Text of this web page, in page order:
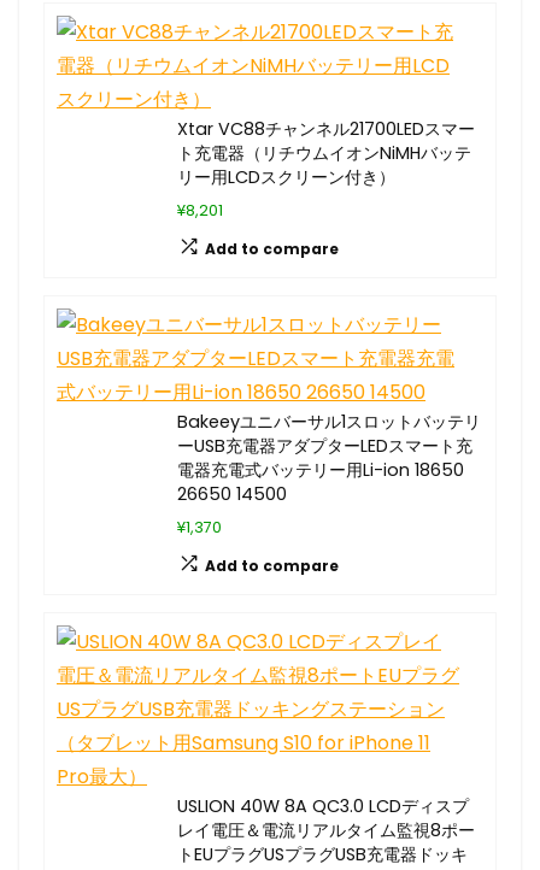
Xtar VC88チャンネル21700LEDスマー
ト充電器（リチウムイオンNiMHバッテ
リー用LCDスクリーン付き）
¥8,201
Add to compare
Bakeeyユニバーサル1スロットバッテリ
ーUSB充電器アダプターLEDスマート充
電器充電式バッテリー用Li-ion 18650
26650 14500
¥1,370
Add to compare
USLION 40W 8A QC3.0 LCDディスプ
レイ電圧＆電流リアルタイム監視8ポー
トEUプラグUSプラグUSB充電器ドッキ